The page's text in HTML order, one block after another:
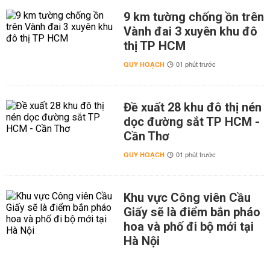
9 km tường chống ồn trên
Vành đai 3 xuyên khu đô
thị TP HCM
QUY HOẠCH 01 phút trước
Đề xuất 28 khu đô thị nén
dọc đường sắt TP HCM -
Cần Thơ
QUY HOẠCH 01 phút trước
Khu vực Công viên Cầu
Giấy sẽ là điểm bắn pháo
hoa và phố đi bộ mới tại
Hà Nội